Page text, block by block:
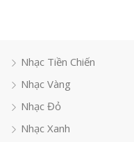
Nhạc Tiền Chiến
Nhạc Vàng
Nhạc Đỏ
Nhạc Xanh